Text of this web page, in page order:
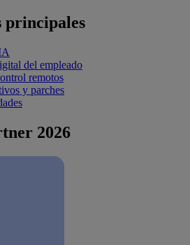
principales
del empleado
remotos
y parches
2026